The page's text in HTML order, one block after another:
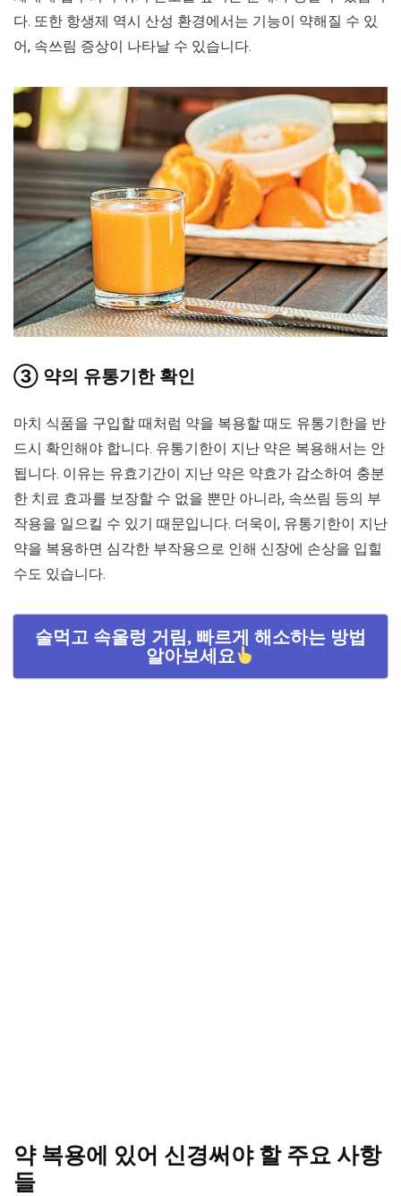
다. 또한 항생제 역시 산성 환경에서는 기능이 약해질 수 있
어, 속쓰림 증상이 나타날 수 있습니다.
③ 약의 유통기한 확인
마치 식품을 구입할 때처럼 약을 복용할 때도 유통기한을 반
드시 확인해야 합니다. 유통기한이 지난 약은 복용해서는 안
됩니다. 이유는 유효기간이 지난 약은 약효가 감소하여 충분
한 치료 효과를 보장할 수 없을 뿐만 아니라, 속쓰림 등의 부
작용을 일으킬 수 있기 때문입니다. 더욱이, 유통기한이 지난
약을 복용하면 심각한 부작용으로 인해 신장에 손상을 입힐
수도 있습니다.
술먹고 속울렁 거림, 빠르게 해소하는 방법
알아보세요
약 복용에 있어 신경써야 할 주요 사항
들